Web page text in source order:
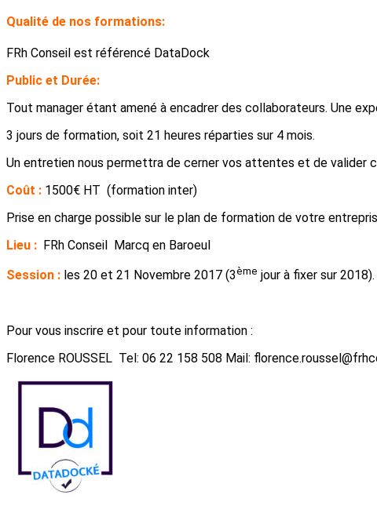
Qualité de nos formations:
FRh Conseil est référencé DataDock
Public et Durée:
Tout manager étant amené à encadrer des collaborateurs. Une
3 jours de formation, soit 21 heures réparties sur 4 mois.
Un entretien nous permettra de cerner vos attentes et de valider
Coût : 1500€ HT (formation inter)
Prise en charge possible sur le plan de formation de votre
Lieu : FRh Conseil Marcq en Baroeul
Session : les 20 et 21 Novembre 2017 (3ème jour à fixer sur 2018).
Pour vous inscrire et pour toute information :
Florence ROUSSEL Tel: 06 22 158 508 Mail: